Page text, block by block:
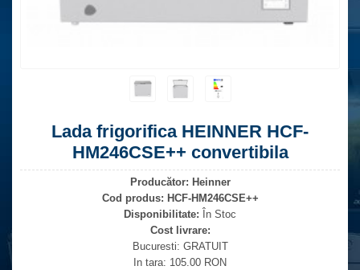
Lada frigorifica HEINNER HCF-
HM246CSE++ convertibila
Producător: Heinner
Cod produs: HCF-HM246CSE++
Disponibilitate: În Stoc
Cost livrare:
Bucuresti: GRATUIT
In tara: 105.00 RON